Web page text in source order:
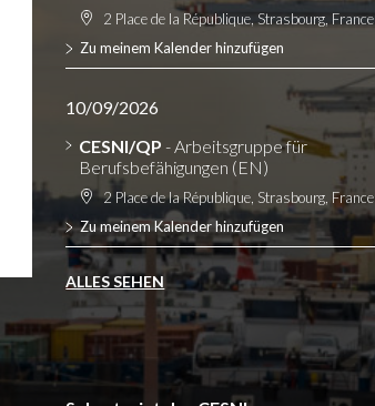
2 Place de la République, Strasbourg, France
Zu meinem Kalender hinzufügen
10/09/2026
CESNI/QP - Arbeitsgruppe für
Berufsbefähigungen (EN)
2 Place de la République, Strasbourg, France
Zu meinem Kalender hinzufügen
ALLES SEHEN